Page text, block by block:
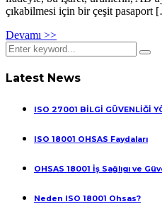
çıkabilmesi için bir çeşit pasaport
Devamı >>
Latest News
ISO 27001 BİLGİ GÜVENLİĞİ
ISO 18001 OHSAS Faydaları
OHSAS 18001 İş Sağlıgı ve
Neden ISO 18001 Ohsas?